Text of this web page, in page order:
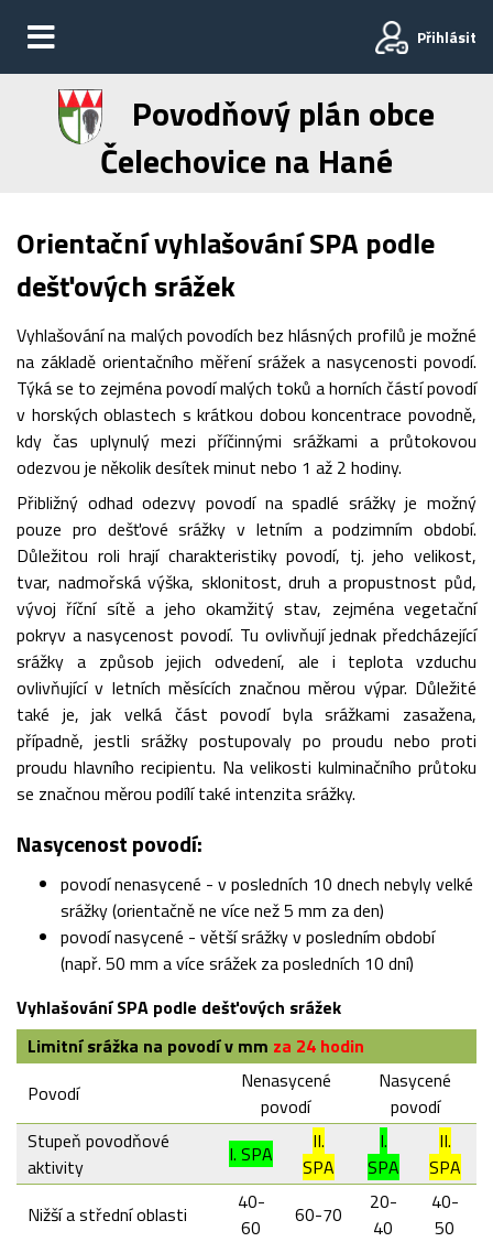
Přihlásit
Povodňový plán obce
Čelechovice na Hané
Orientační vyhlašování SPA podle
dešťových srážek
Vyhlašování na malých povodích bez hlásných profilů je možné
na základě orientačního měření srážek a nasycenosti povodí.
Týká se to zejména povodí malých toků a horních částí povodí
v horských oblastech s krátkou dobou koncentrace povodně,
kdy čas uplynulý mezi příčinnými srážkami a průtokovou
odezvou je několik desítek minut nebo 1 až 2 hodiny.
Přibližný odhad odezvy povodí na spadlé srážky je možný
pouze pro dešťové srážky v letním a podzimním období.
Důležitou roli hrají charakteristiky povodí, tj. jeho velikost,
tvar, nadmořská výška, sklonitost, druh a propustnost půd,
vývoj říční sítě a jeho okamžitý stav, zejména vegetační
pokryv a nasycenost povodí. Tu ovlivňují jednak předcházející
srážky a způsob jejich odvedení, ale i teplota vzduchu
ovlivňující v letních měsících značnou měrou výpar. Důležité
také je, jak velká část povodí byla srážkami zasažena,
případně, jestli srážky postupovaly po proudu nebo proti
proudu hlavního recipientu. Na velikosti kulminačního průtoku
se značnou měrou podílí také intenzita srážky.
Nasycenost povodí:
povodí nenasycené - v posledních 10 dnech nebyly velké
srážky (orientačně ne více než 5 mm za den)
povodí nasycené - větší srážky v posledním období
(např. 50 mm a více srážek za posledních 10 dní)
Vyhlašování SPA podle dešťových srážek
Limitní srážka na povodí v mm za 24 hodin
Povodí
Nenasycené
povodí
Nasycené
povodí
Stupeň povodňové
aktivity
I. SPA
II.
SPA
I.
SPA
II.
SPA
Nižší a střední oblasti
40-
60
60-70
20-
40
40-
50